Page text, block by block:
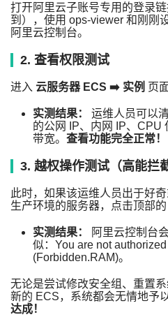
打开阿里云子账号专用的登录
到），使用 ops-viewer 和刚刚
阿里云控制台。
2. 查看权限测试
进入 云服务器 ECS ➡️ 实例 页
实测结果：
运维人员可以
的公网 IP、内网 IP、CPU
带宽。 查看功能完全正常！
3. 越权操作测试（高能拦
此时，如果该运维人员出于好
生产环境的服务器，点击顶部的
实测结果：
阿里云控制台
似： You are not
(Forbidden.RAM)。
无论是尝试修改安全组、重置
新的 ECS，系统都会无情地予
达成！